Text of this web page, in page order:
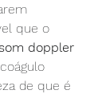
que o
doppler
de que é